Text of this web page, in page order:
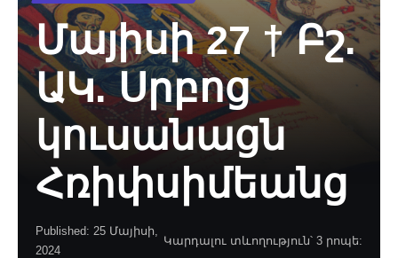
Մայիսի 27 † Բշ.
ԱԿ. Սրբոց
կուսանացն
Հռիփսիմեանց
Published: 25 Մայիսի,
2024
Կարդալու տևողություն՝ 3 րոպե: